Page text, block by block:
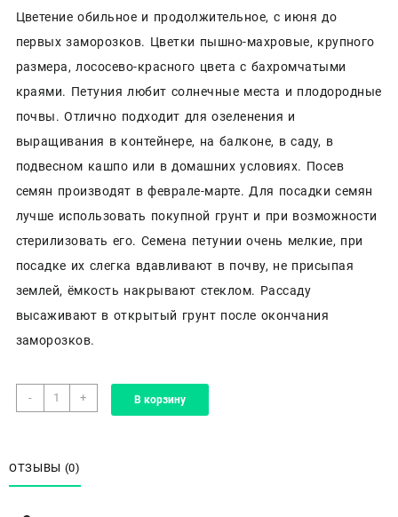
Цветение обильное и продолжительное, с июня до
первых заморозков. Цветки пышно-махровые, крупного
размера, лососево-красного цвета с бахромчатыми
краями. Петуния любит солнечные места и плодородные
почвы. Отлично подходит для озеленения и
выращивания в контейнере, на балконе, в саду, в
подвесном кашпо или в домашних условиях. Посев
семян производят в феврале-марте. Для посадки семян
лучше использовать покупной грунт и при возможности
стерилизовать его. Семена петунии очень мелкие, при
посадке их слегка вдавливают в почву, не присыпая
землей, ёмкость накрывают стеклом. Рассаду
высаживают в открытый грунт после окончания
заморозков.
-
Количество
товара
«Валентин»
+ В корзину
ОТЗЫВЫ (0)